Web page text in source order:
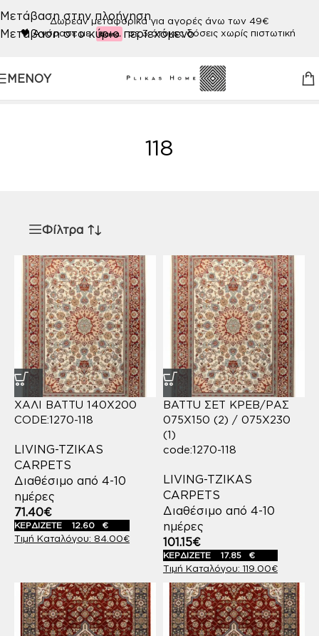
Μετάβαση στην πλοήγηση
Μετάβαση στο κύριο περιεχόμενο
Δωρεάν μεταφορικά για αγορές άνω των 49€
🖤Αγόρασε με σε 3 άτοκες δόσεις χωρίς πιστωτική
ΜΕΝΟΎ
118
118
Φίλτρα
ΧΑΛΙ BATTU 140X200
CODE:1270-118
LIVING-TZIKAS
CARPETS
Διαθέσιμο από 4-10
ημέρες
84.00€
71.40€
ΚΕΡΔΙΖΕΤΕ 12.60 €
BATTU ΣΕΤ ΚΡΕΒ/ΡΑΣ
075Χ150 (2) / 075Χ230
(1)
code:1270-118
LIVING-TZIKAS
CARPETS
Διαθέσιμο από 4-10
ημέρες
119.00€
101.15€
ΚΕΡΔΙΖΕΤΕ 17.85 €